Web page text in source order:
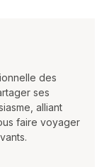
des
ses
alliant
faire voyager